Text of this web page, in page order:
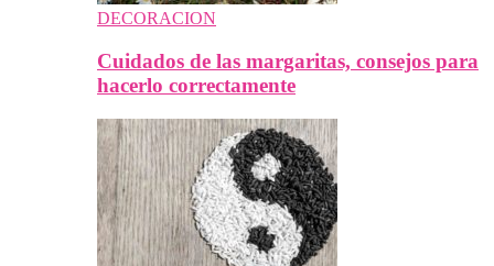
DECORACION
Cuidados de las margaritas, consejos para
hacerlo correctamente